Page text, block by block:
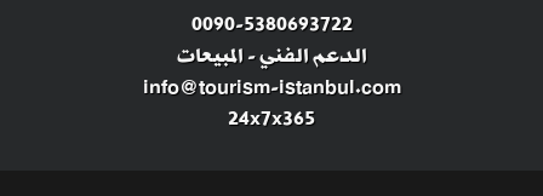
0090-5380693722
الدعم الفني-المبيعات
info@tourism-istanbul.com
24x7x365